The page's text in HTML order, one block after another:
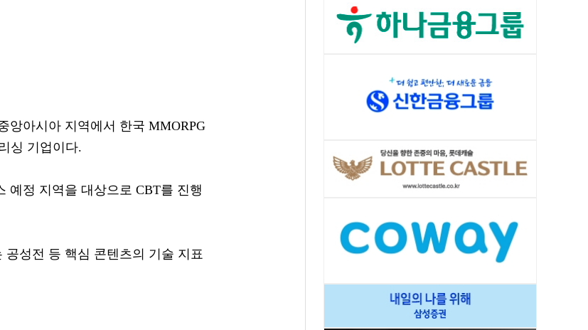
앙아시아 지역에서 한국 MMORPG
싱 기업이다.
예정 지역을 대상으로 CBT를 진행
성전 등 핵심 콘텐츠의 기술 지표